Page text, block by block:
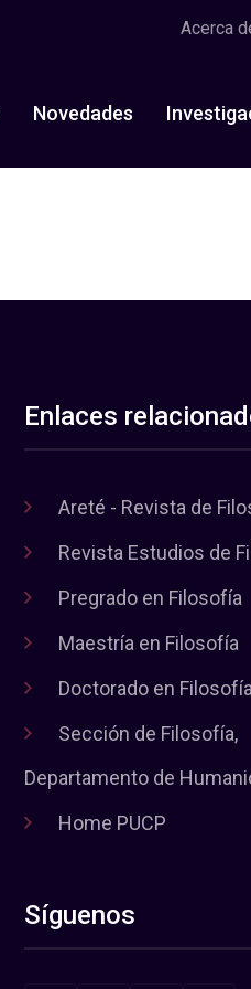
Acerca
Novedades
Enlaces
Areté - Revista de
Revista Estudios de
Pregrado en Filosofía
Maestría en Filosofía
Doctorado en Filosofía
Sección de Filosofía,
Departamento de
Home PUCP
Síguenos